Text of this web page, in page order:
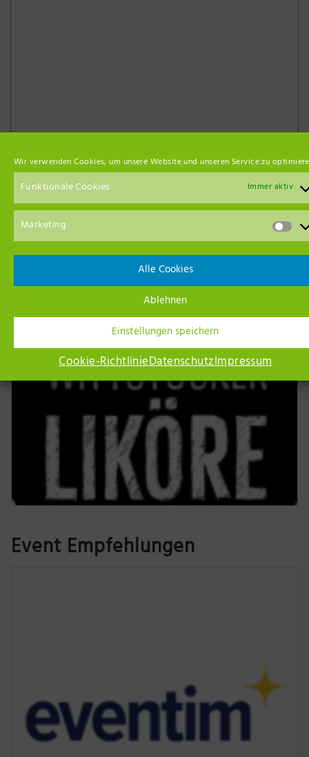
Wir verwenden Cookies, um unsere Website und unseren Service zu
Funktionale Cookies Immer aktiv
Marketing
Alle Cookies
Ablehnen
Einstellungen speichern
Cookie-RichtlinieDatenschutzImpressum
Unsere Netzwerk-Partner
Event Empfehlungen